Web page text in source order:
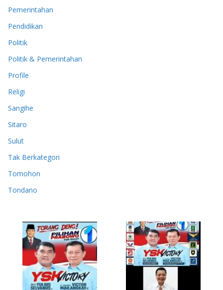
Pemerintahan
Pendidikan
Politik
Politik & Pemerintahan
Profile
Religi
Sangihe
Sitaro
Sulut
Tak Berkategori
Tomohon
Tondano